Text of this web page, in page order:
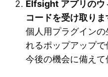
Elfsight アプリのウ
コードを受け取りま
個人用プラグイン
れるポップアップで
今後の機会に備えて